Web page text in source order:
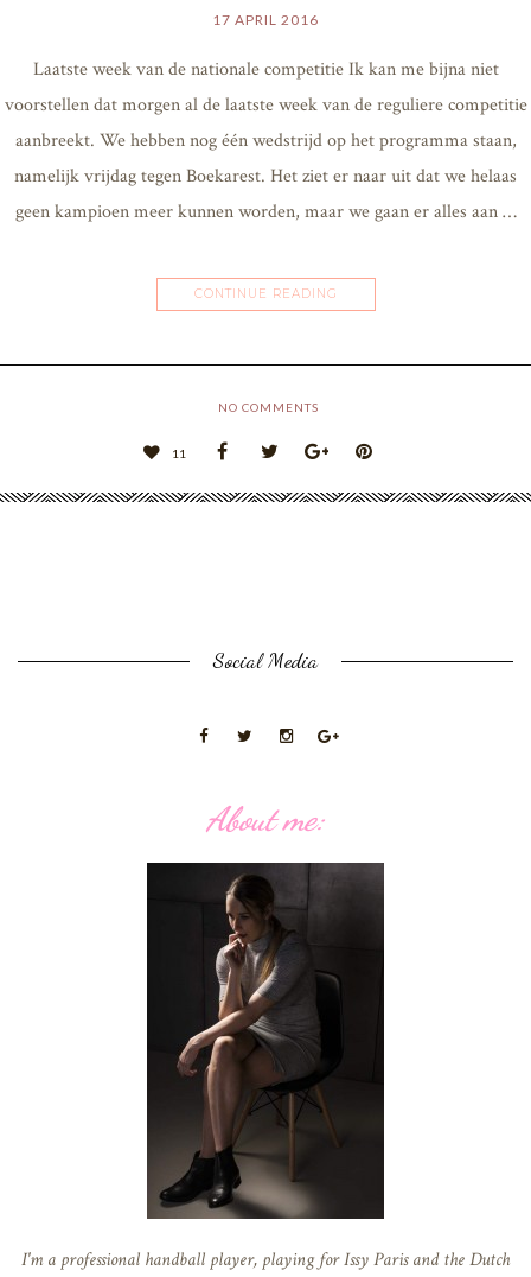
17 APRIL 2016
Laatste week van de nationale competitie Ik kan me bijna niet
voorstellen dat morgen al de laatste week van de reguliere competitie
aanbreekt. We hebben nog één wedstrijd op het programma staan,
namelijk vrijdag tegen Boekarest. Het ziet er naar uit dat we helaas
geen kampioen meer kunnen worden, maar we gaan er alles aan …
CONTINUE READING
NO COMMENTS
11
Social Media
About me:
I'm a professional handball player, playing for Issy Paris and the Dutch